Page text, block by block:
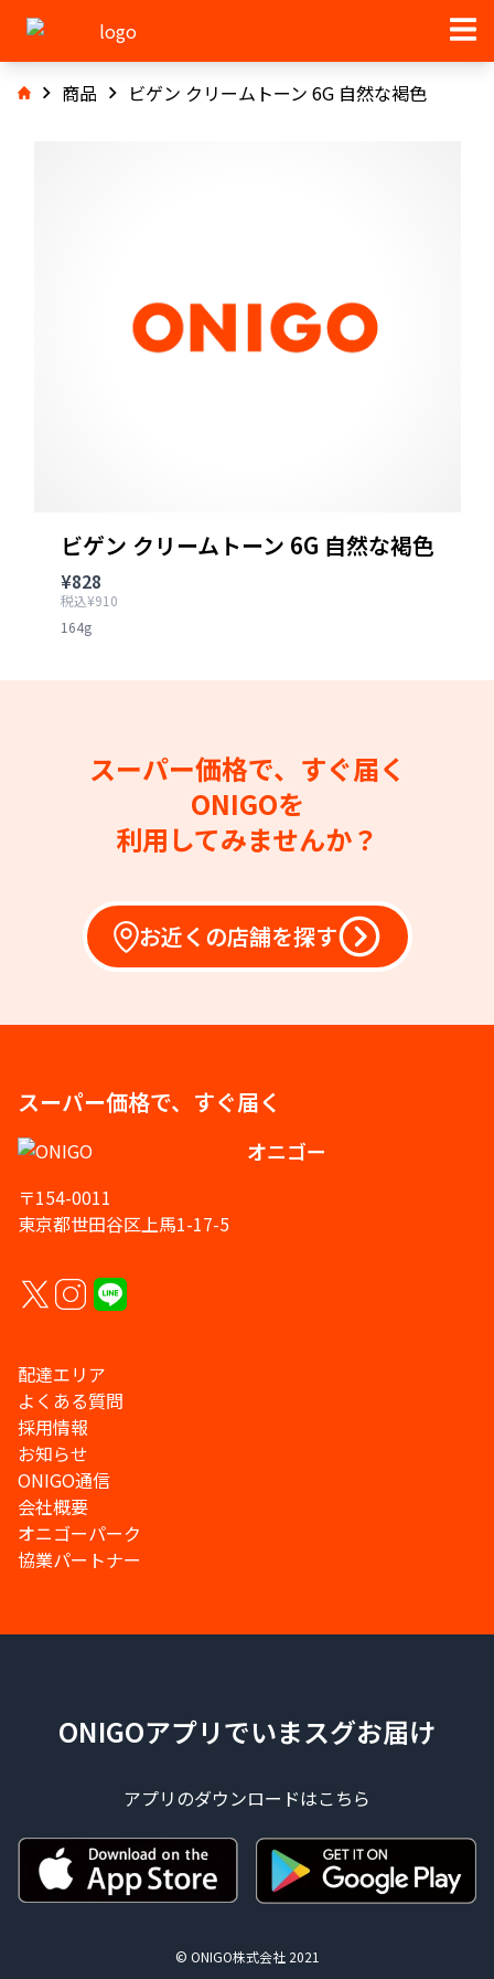
商品 ビゲン クリームトーン 6G 自然な褐色
ビゲン クリームトーン 6G 自然な褐色
¥828
税込¥910
164g
スーパー価格で、すぐ届く
ONIGOを
利用してみませんか？
お近くの店舗を探す
スーパー価格で、すぐ届く
オニゴー
〒154-0011
東京都世田谷区上馬1-17-5
配達エリア
よくある質問
採用情報
お知らせ
ONIGO通信
会社概要
オニゴーパーク
協業パートナー
ONIGOアプリでいまスグお届け
アプリのダウンロードはこちら
© ONIGO株式会社 2021